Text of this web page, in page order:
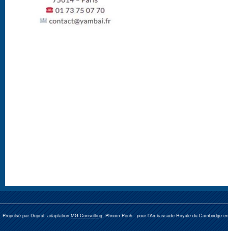
Propulsé par Dupral, adaptation MG-Consulting, Phnom Penh - pour l'Ambassade Royale du Cambodge